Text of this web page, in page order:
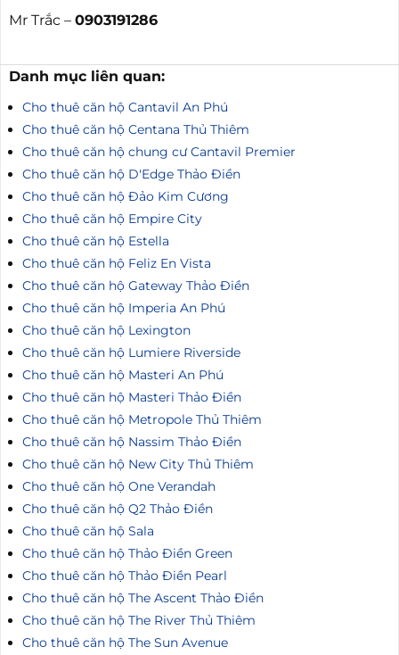
Mr Trắc – 0903191286
Danh mục liên quan:
Cho thuê căn hộ Cantavil An Phú
Cho thuê căn hộ Centana Thủ Thiêm
Cho thuê căn hộ chung cư Cantavil Premier
Cho thuê căn hộ D'Edge Thảo Điền
Cho thuê căn hộ Đảo Kim Cương
Cho thuê căn hộ Empire City
Cho thuê căn hộ Estella
Cho thuê căn hộ Feliz En Vista
Cho thuê căn hộ Gateway Thảo Điền
Cho thuê căn hộ Imperia An Phú
Cho thuê căn hộ Lexington
Cho thuê căn hộ Lumiere Riverside
Cho thuê căn hộ Masteri An Phú
Cho thuê căn hộ Masteri Thảo Điền
Cho thuê căn hộ Metropole Thủ Thiêm
Cho thuê căn hộ Nassim Thảo Điền
Cho thuê căn hộ New City Thủ Thiêm
Cho thuê căn hộ One Verandah
Cho thuê căn hộ Q2 Thảo Điền
Cho thuê căn hộ Sala
Cho thuê căn hộ Thảo Điền Green
Cho thuê căn hộ Thảo Điền Pearl
Cho thuê căn hộ The Ascent Thảo Điền
Cho thuê căn hộ The River Thủ Thiêm
Cho thuê căn hộ The Sun Avenue